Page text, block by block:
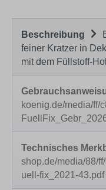
Beschreibung
feiner Kratzer in
mit dem Füllstoff-
koenig.de/media/ff/
Technisches
shop.de/media/88/
uell-fix_2021-43.pdf